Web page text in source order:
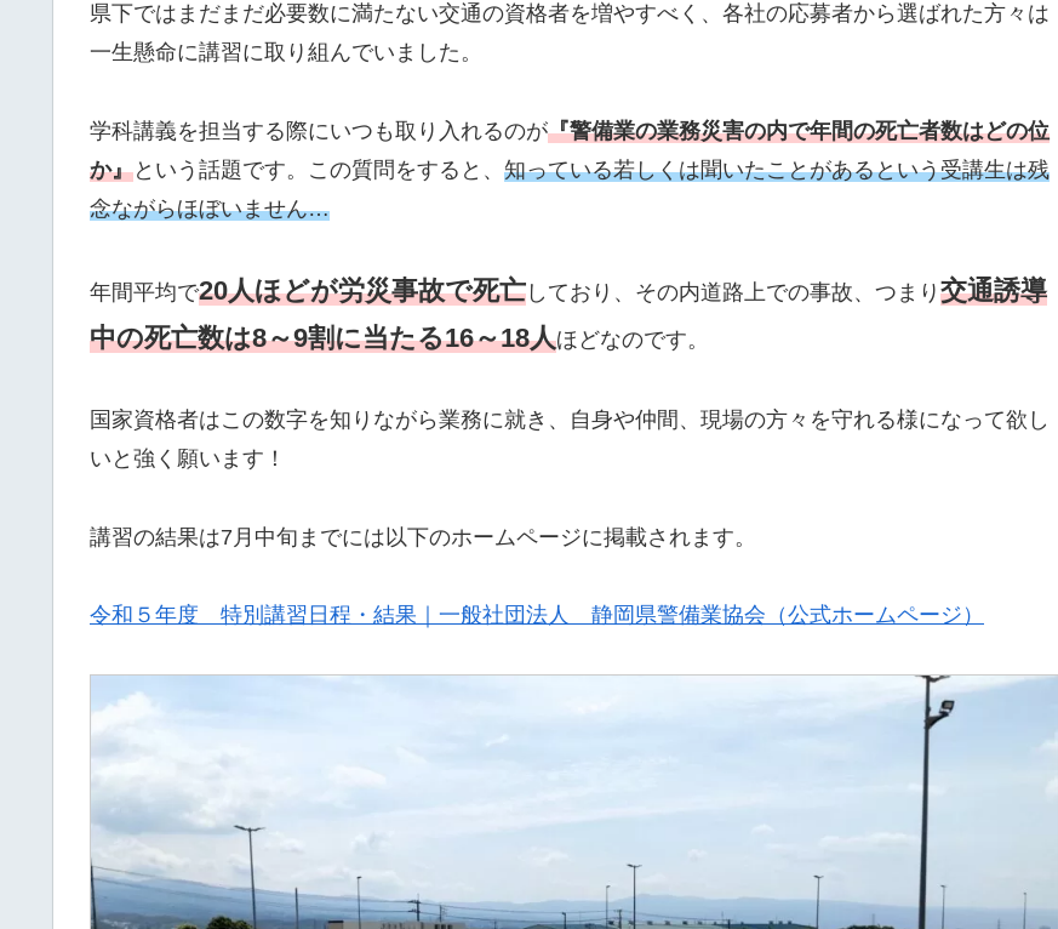
県下ではまだまだ必要数に満たない交通の資格者を増やすべく、各社の応募者から選ばれた方々は
一生懸命に講習に取り組んでいました。
学科講義を担当する際にいつも取り入れるのが『警備業の業務災害の内で年間の死亡者数はどの位
か』という話題です。この質問をすると、 知っている若しくは聞いたことがあるという受講生は残
念ながらほぼいません…
年間平均で20人ほどが労災事故で死亡 しており、その内道路上での事故、つまり 交通誘導
中の死亡数は8～9割に当たる16～18人ほどなのです。
国家資格者はこの数字を知りながら業務に就き、自身や仲間、現場の方々を守れる様になって欲し
いと強く願います！
講習の結果は7月中旬までには以下のホームページに掲載されます。
令和５年度 特別講習日程・結果｜一般社団法人 静岡県警備業協会（公式ホームページ）